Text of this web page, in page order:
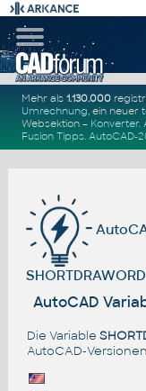
Mehr als1.130.000
Umrechnung, ein neuer
Websektion – Konverter.
Fusion Tipps.AutoCAD-
AutoCAD
Die Variable
AutoCAD-